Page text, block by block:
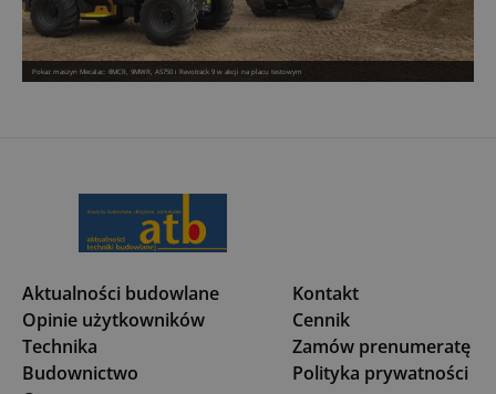
Pokaz maszyn Mecalac: 8MCR, 9MWR, AS750 i Revotrack 9 w akcji na placu testowym
Aktualności budowlane
Opinie użytkowników
Technika
Budownictwo
Kontakt
Cennik
Zamów prenumeratę
Polityka prywatności